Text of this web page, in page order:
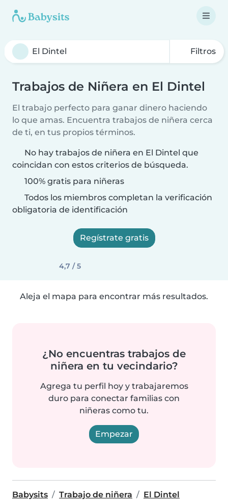
Filtros
Trabajos de Niñera en El Dintel
El trabajo perfecto para ganar dinero haciendo
lo que amas. Encuentra trabajos de niñera cerca
de ti, en tus propios términos.
No hay trabajos de niñera en El Dintel que
coincidan con estos criterios de búsqueda.
100% gratis para niñeras
Todos los miembros completan la verificación
obligatoria de identificación
Regístrate gratis
4,7 / 5
Aleja el mapa para encontrar más resultados.
¿No encuentras trabajos de
niñera en tu vecindario?
Agrega tu perfil hoy y trabajaremos
duro para conectar familias con
niñeras como tu.
Empezar
Babysits Trabajo de niñera El Dintel